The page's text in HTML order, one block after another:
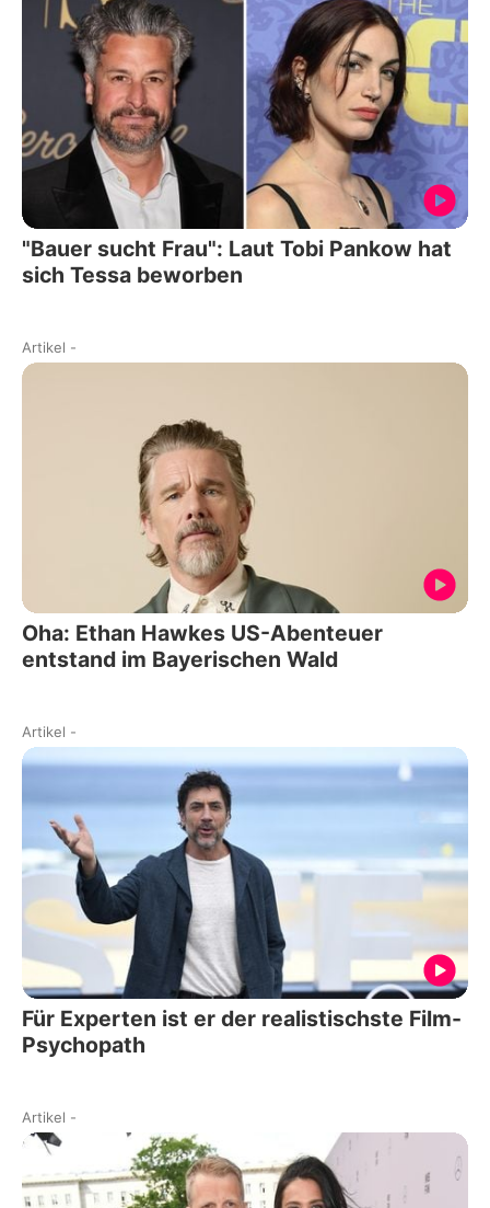
"Bauer sucht Frau": Laut Tobi Pankow hat
sich Tessa beworben
Artikel -
Oha: Ethan Hawkes US-Abenteuer
entstand im Bayerischen Wald
Artikel -
Für Experten ist er der realistischste Film-
Psychopath
Artikel -